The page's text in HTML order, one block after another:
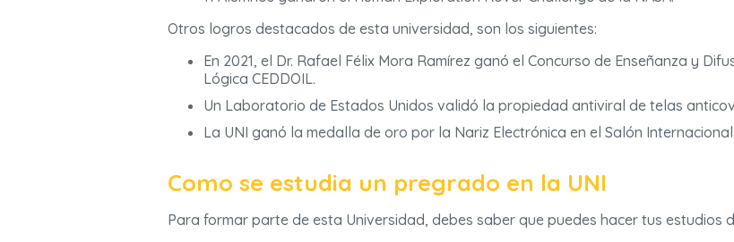
Otros logros destacados de esta universidad, son los siguientes:
En 2021, el Dr. Rafael Félix Mora Ramírez ganó el Concurso de Enseñanza y
Lógica CEDDOIL.
Un Laboratorio de Estados Unidos validó la propiedad antiviral de telas
La UNI ganó la medalla de oro por la Nariz Electrónica en el Salón Internacional
Como se estudia un pregrado en la UNI
Para formar parte de esta Universidad, debes saber que puedes hacer tus estudios